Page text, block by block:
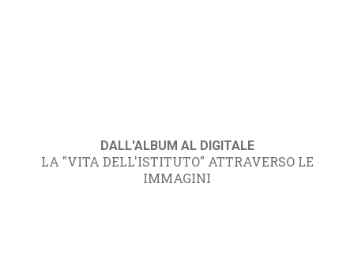
DALL'ALBUM AL DIGITALE
LA "VITA DELL'ISTITUTO" ATTRAVERSO LE
IMMAGINI